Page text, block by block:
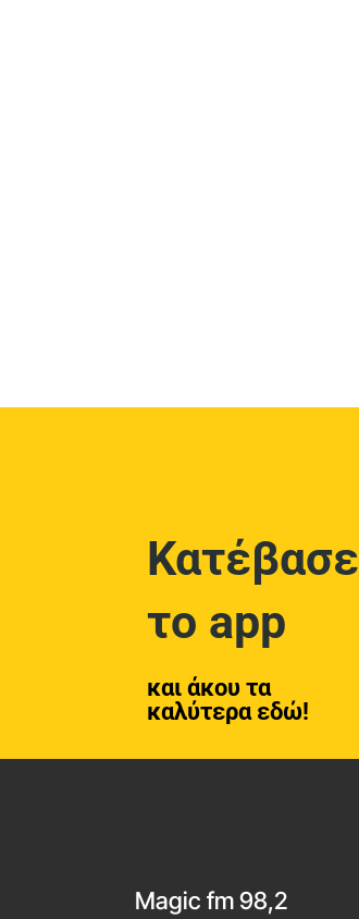
Κατέβασε
το app
και άκου τα
καλύτερα εδώ!
Magic fm 98,2